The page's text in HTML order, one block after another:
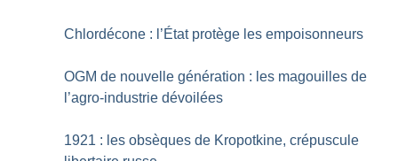
Chlordécone : l’État protège les empoisonneurs
OGM de nouvelle génération : les magouilles de
l’agro-industrie dévoilées
1921 : les obsèques de Kropotkine, crépuscule